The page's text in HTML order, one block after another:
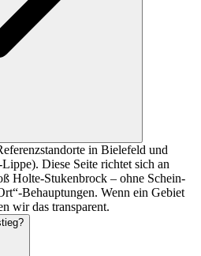
in Bielefeld und
Diese Seite richtet sich an
Holte-Stukenbrock – ohne Schein-
Behauptungen. Wenn ein Gebiet
wir das transparent.